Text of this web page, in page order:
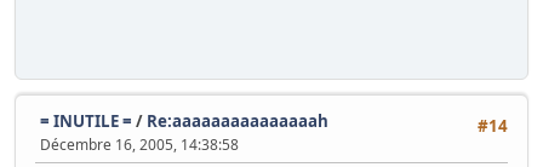
#14
= INUTILE = / Re:aaaaaaaaaaaaaaah
Décembre 16, 2005, 14:38:58